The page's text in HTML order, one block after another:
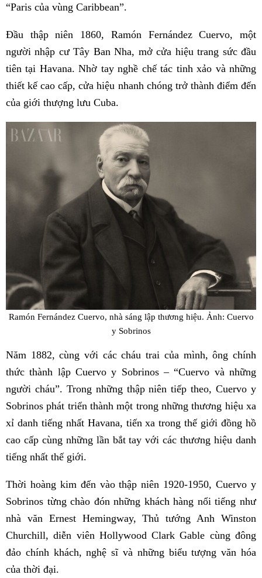
“Paris của vùng Caribbean”.
Đầu thập niên 1860, Ramón Fernández Cuervo, một
người nhập cư Tây Ban Nha, mở cửa hiệu trang sức đầu
tiên tại Havana. Nhờ tay nghề chế tác tinh xảo và những
thiết kế cao cấp, cửa hiệu nhanh chóng trở thành điểm đến
của giới thượng lưu Cuba.
Ramón Fernández Cuervo, nhà sáng lập thương hiệu. Ảnh: Cuervo
y Sobrinos
Năm 1882, cùng với các cháu trai của mình, ông chính
thức thành lập Cuervo y Sobrinos – “Cuervo và những
người cháu”. Trong những thập niên tiếp theo, Cuervo y
Sobrinos phát triển thành một trong những thương hiệu xa
xỉ danh tiếng nhất Havana, tiến xa trong thế giới đồng hồ
cao cấp cùng những lần bắt tay với các thương hiệu danh
tiếng nhất thế giới.
Thời hoàng kim đến vào thập niên 1920-1950, Cuervo y
Sobrinos từng chào đón những khách hàng nổi tiếng như
nhà văn Ernest Hemingway, Thủ tướng Anh Winston
Churchill, diễn viên Hollywood Clark Gable cùng đông
đảo chính khách, nghệ sĩ và những biểu tượng văn hóa
của thời đại.